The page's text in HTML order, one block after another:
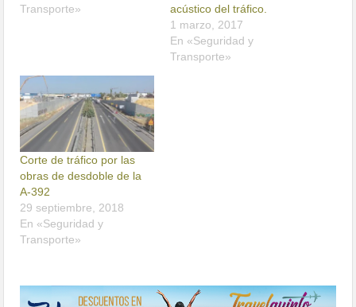
Transporte»
acústico del tráfico.
1 marzo, 2017
En «Seguridad y
Transporte»
Corte de tráfico por las
obras de desdoble de la
A-392
29 septiembre, 2018
En «Seguridad y
Transporte»